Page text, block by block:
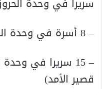
– 8 أسرة في وحدة الطب الإشعاعي،
– 15 سريرا في
قصير الأمد)